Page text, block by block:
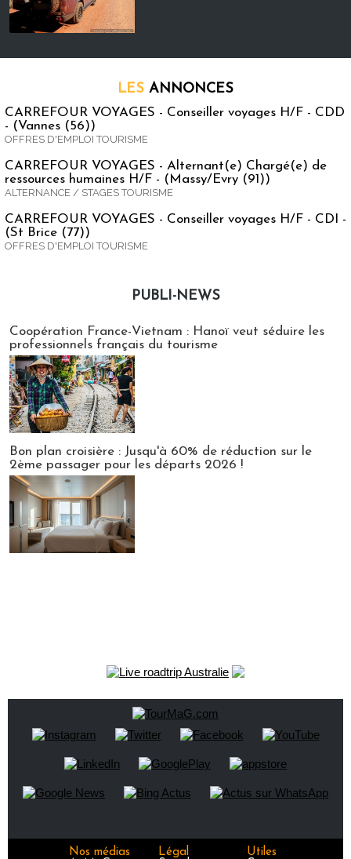
LES ANNONCES
CARREFOUR VOYAGES - Conseiller voyages H/F - CDD
- (Vannes (56))
OFFRES D'EMPLOI TOURISME
CARREFOUR VOYAGES - Alternant(e) Chargé(e) de
ressources humaines H/F - (Massy/Evry (91))
ALTERNANCE / STAGES TOURISME
CARREFOUR VOYAGES - Conseiller voyages H/F - CDI -
(St Brice (77))
OFFRES D'EMPLOI TOURISME
PUBLI-NEWS
Coopération France-Vietnam : Hanoï veut séduire les
professionnels français du tourisme
Bon plan croisière : Jusqu'à 60% de réduction sur le
2ème passager pour les départs 2026 !
Nos médias
Légal
Utiles